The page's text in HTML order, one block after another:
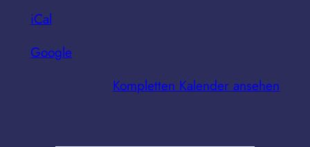
iCal
Google
Kompletten Kalender ansehen